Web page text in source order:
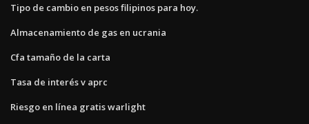
Tipo de cambio en pesos filipinos para hoy.
Almacenamiento de gas en ucrania
Cfa tamaño de la carta
Tasa de interés v aprc
Riesgo en línea gratis warlight